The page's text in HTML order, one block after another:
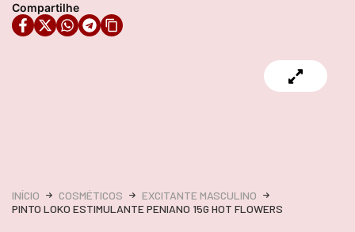
Compartilhe
INÍCIO COSMÉTICOS
EXCITANTE MASCULINO
PINTO LOKO ESTIMULANTE PENIANO 15G HOT FLOWERS